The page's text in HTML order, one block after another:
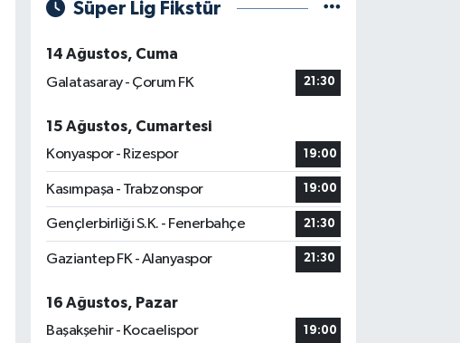
Süper Lig Fikstür
14 Ağustos, Cuma
Galatasaray - Çorum FK
21:30
15 Ağustos, Cumartesi
Konyaspor - Rizespor
19:00
Kasımpaşa - Trabzonspor 19:00
Gençlerbirliği S.K. - Fenerbahçe 21:30
Gaziantep FK - Alanyaspor 21:30
16 Ağustos, Pazar
Başakşehir - Kocaelispor
19:00